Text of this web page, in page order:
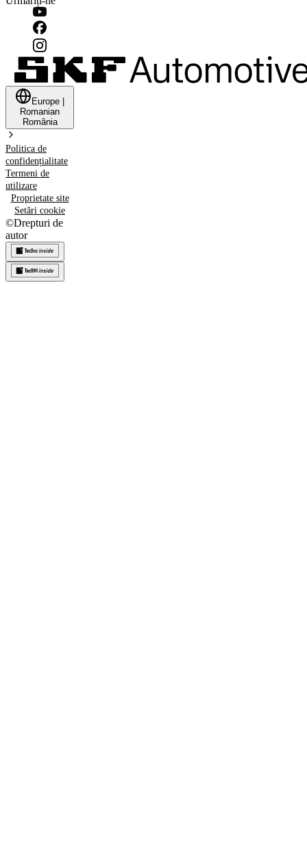
Europe
Romanian
România
Politica de
confidențialitate
Termeni de
utilizare
Proprietate site
Setări cookie
©Drepturi de
autor